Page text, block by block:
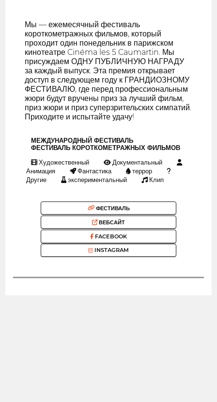
Мы — ежемесячный фестиваль
короткометражных фильмов, который
проходит один понедельник в парижском
кинотеатре Cinéma les 5 Caumartin. Мы
присуждаем ОДНУ ПУБЛИЧНУЮ НАГРАДУ
за каждый выпуск. Эта премия открывает
доступ в следующем году к ГРАНДИОЗНОМУ
ФЕСТИВАЛЮ, где перед профессиональным
жюри будут вручены приз за лучший фильм,
приз жюри и приз суперзрительских симпатий.
Приходите и испытайте удачу!
МЕЖДУНАРОДНЫЙ ФЕСТИВАЛЬ
ФЕСТИВАЛЬ КОРОТКОМЕТРАЖНЫХ ФИЛЬМОВ
Художественный
Документальный
Анимация
Фантастика
террор
Другие
экспериментальный Клип
ФЕСТИВАЛЬ
ВЕБСАЙТ
FACEBOOK
INSTAGRAM